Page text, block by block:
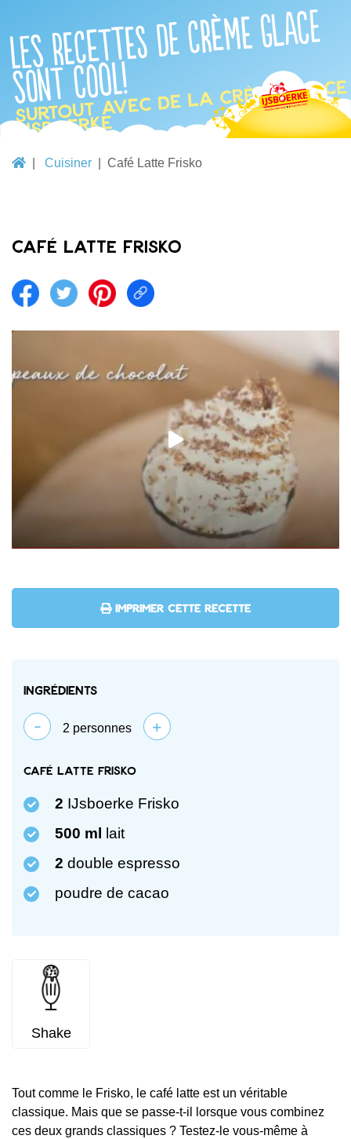
Les recettes de crème glace
sont cool!
Surtout avec de la crème glace
IJsboerke
Cuisiner Café Latte Frisko
Café Latte Frisko
Share on facebook
Share on twitterShare on pintrest
Share link
IMPRIMER CETTE RECETTE
Ingrédients
- 2 personnes +
Café latte Frisko
2 IJsboerke Frisko
500 ml
lait
2 double espresso
poudre de cacao
Shake
Tout comme le Frisko, le café latte est un véritable
classique. Mais que se passe-t-il lorsque vous combinez
ces deux grands classiques ? Testez-le vous-même à